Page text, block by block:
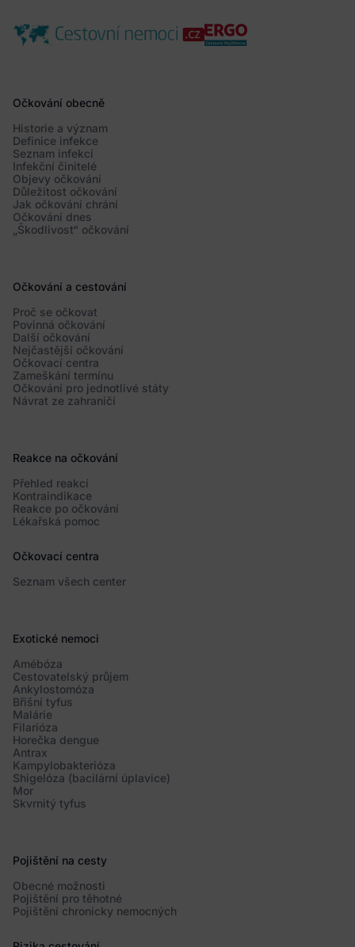
Očkování obecně
Historie a význam
Definice infekce
Seznam infekcí
Infekční činitelé
Objevy očkování
Důležitost očkování
Jak očkování chrání
Očkování dnes
„Škodlivost“ očkování
Očkování a cestování
Proč se očkovat
Povinná očkování
Další očkování
Nejčastější očkování
Očkovací centra
Zameškání termínu
Očkování pro jednotlivé státy
Návrat ze zahraničí
Reakce na očkování
Přehled reakcí
Kontraindikace
Reakce po očkování
Lékařská pomoc
Očkovací centra
Seznam všech center
Exotické nemoci
Amébóza
Cestovatelský průjem
Ankylostomóza
Břišní tyfus
Malárie
Filarióza
Horečka dengue
Antrax
Kampylobakterióza
Shigelóza (bacilární úplavice)
Mor
Skvrnitý tyfus
Pojištění na cesty
Obecné možnosti
Pojištění pro těhotné
Pojištění chronicky nemocných